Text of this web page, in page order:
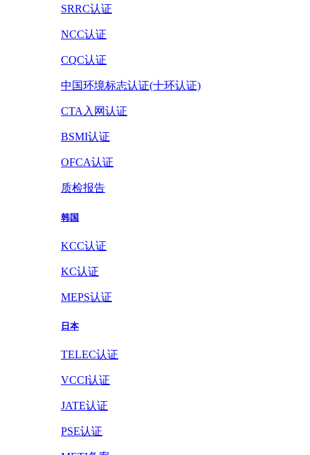
SRRC认证
NCC认证
CQC认证
中国环境标志认证(十环认证)
CTA入网认证
BSMI认证
OFCA认证
质检报告
韩国
KCC认证
KC认证
MEPS认证
日本
TELEC认证
VCCI认证
JATE认证
PSE认证